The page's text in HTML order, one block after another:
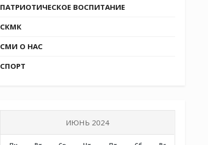
ПАТРИОТИЧЕСКОЕ ВОСПИТАНИЕ
СКМК
СМИ О НАС
СПОРТ
ИЮНЬ 2024